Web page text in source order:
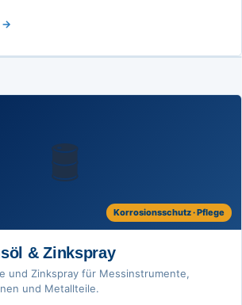
🛢️
Korrosionsschutz · Pflege
& Zinkspray
und Zinkspray für Messinstrumente,
und Metallteile.